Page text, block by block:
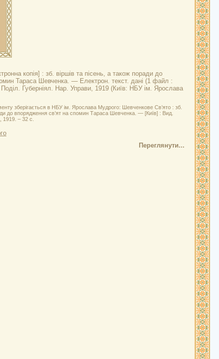
копія] : зб. віршів та пісень, а також поради до
Тараса Шевченка. — Електрон. текст. дані (1 файл :
Губерніял. Нар. Управи, 1919 (Київ: НБУ ім. Ярослава
зберігається в НБУ ім. Ярослава Мудрого: Шевченкове Св’ято : зб.
до впорядження св’ят на спомин Тараса Шевченка. — [Київ] : Вид.
1919. – 32 с.
Переглянути...